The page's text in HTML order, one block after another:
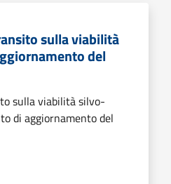
sulla viabilità
del
sulla viabilità silvo-
di aggiornamento del